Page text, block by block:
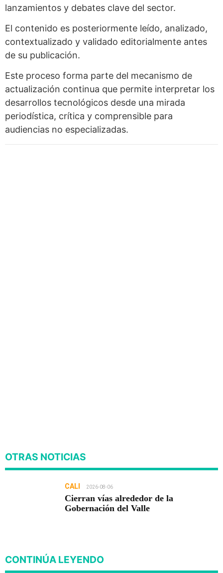
lanzamientos y debates clave del sector.
El contenido es posteriormente leído, analizado,
contextualizado y validado editorialmente antes
de su publicación.
Este proceso forma parte del mecanismo de
actualización continua que permite interpretar los
desarrollos tecnológicos desde una mirada
periodística, crítica y comprensible para
audiencias no especializadas.
OTRAS NOTICIAS
CALI 2026-08-06
Cierran vías alrededor de la
Gobernación del Valle
CONTINÚA LEYENDO